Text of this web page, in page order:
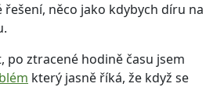
něco jako kdybych díru na
po ztracené hodině času jsem
který jasně říká, že když se